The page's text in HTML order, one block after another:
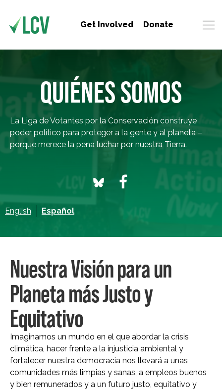
Get Involved Donate
QUIÉNES SOMOS
La Liga de Votantes por la Conservación construye
poder político para proteger a la gente y al planeta –
porque merece la pena luchar por nuestra Tierra.
English Español
Nuestra Visión para un
Planeta más Justo y
Equitativo
Imaginamos un mundo en el que abordar la crisis
climática, hacer frente a la injusticia ambiental y
fortalecer nuestra democracia nos llevará a unas
comunidades más limpias y sanas, a empleos buenos
y bien remunerados y a un futuro justo, equitativo y